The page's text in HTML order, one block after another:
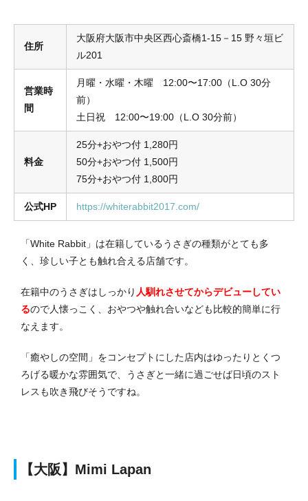
住所
大阪府大阪市中央区西心斎橋1-15－15 野々垣ビ
ル201
営業時
間
月曜・水曜・木曜 12:00〜17:00（L.O 30分
前）
土日祝 12:00〜19:00（L.O 30分前）
料金
25分+おやつ付 1,280円
50分+おやつ付 1,500円
75分+おやつ付 1,800円
公式HP https://whiterabbit2017.com/
「White Rabbit」は在籍しているうさぎの種類がとても多
く、珍しい子とも触れ合える店舗です。
在籍中のうさぎはしっかり 人馴れさせてからデビューしてい
るので人懐っこく、おやつや触れ合いなども比較的簡単に行
なえます。
「癒やしの空間」をコンセプトにした店内はゆったりとくつ
ろげる暖かな雰囲気で、うさぎと一緒に過ごせば日頃のスト
レスも吹き飛びそうですね。
【大阪】Mimi Lapan